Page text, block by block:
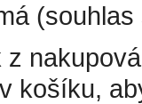
košíku,